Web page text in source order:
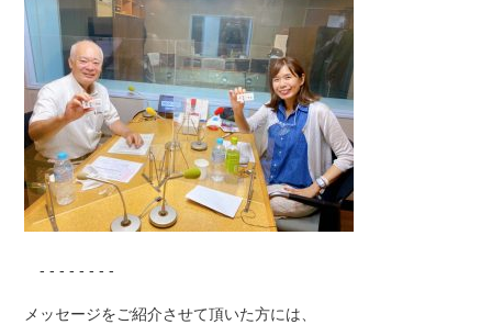
- - - - - - - -
メッセージをご紹介させて頂いた方には、